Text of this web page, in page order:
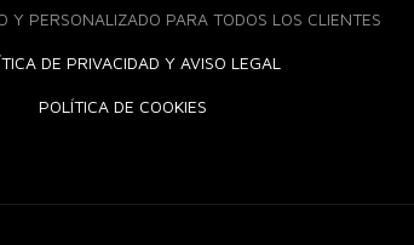
Y PERSONALIZADO PARA TODOS LOS CLIENTES
DE PRIVACIDAD Y AVISO LEGAL
POLÍTICA DE COOKIES